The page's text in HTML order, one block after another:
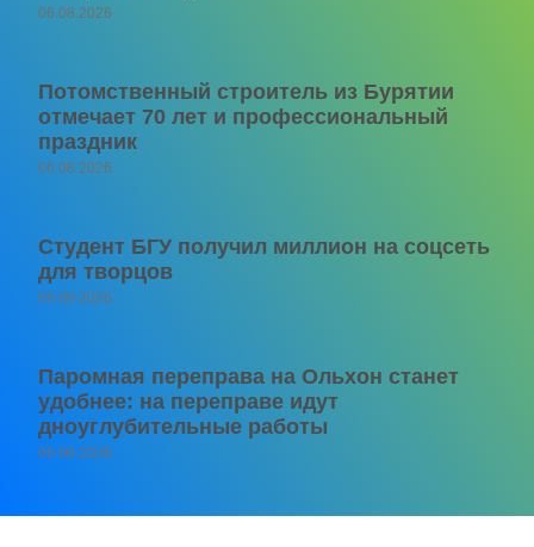
06.08.2026
Потомственный строитель из Бурятии
отмечает 70 лет и профессиональный
праздник
06.08.2026
Студент БГУ получил миллион на соцсеть
для творцов
06.08.2026
Паромная переправа на Ольхон станет
удобнее: на переправе идут
дноуглубительные работы
06.08.2026